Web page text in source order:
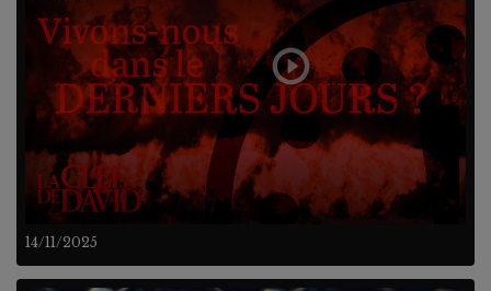
14/11/2025